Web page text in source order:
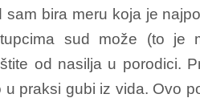
sam bira meru koja je
sud može (to je
od nasilja u porodici.
praksi gubi iz vida. Ovo